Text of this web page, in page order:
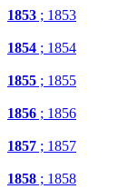
1853 ; 1853
1854 ; 1854
1855 ; 1855
1856 ; 1856
1857 ; 1857
1858 ; 1858